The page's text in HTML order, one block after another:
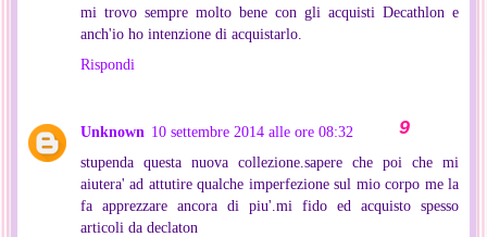
mi trovo sempre molto bene con gli acquisti Decathlon e
anch'io ho intenzione di acquistarlo.
Rispondi
Unknown 10 settembre 2014 alle ore 08:32
stupenda questa nuova collezione.sapere che poi che mi
aiutera' ad attutire qualche imperfezione sul mio corpo me la
fa apprezzare ancora di piu'.mi fido ed acquisto spesso
articoli da declaton